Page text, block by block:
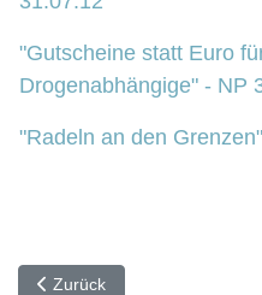
"Gutscheine statt Euro
Drogenabhängige" - NP
"Radeln an den
Vorheriger Beitrag:
Zurück